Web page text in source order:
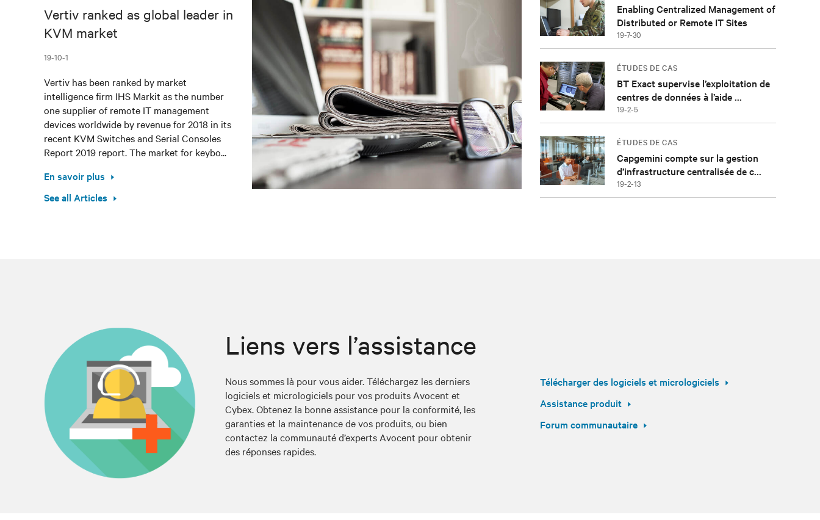
Vertiv ranked as global leader in
KVM market
19-10-1
Vertiv has been ranked by market
intelligence firm IHS Markit as the number
one supplier of remote IT management
devices worldwide by revenue for 2018 in its
recent KVM Switches and Serial Consoles
Report 2019 report. The market for keybo...
En savoir plus
See all Articles
Enabling Centralized Management of
Distributed or Remote IT Sites
19-7-30
ÉTUDES DE CAS
BT Exact supervise l’exploitation de
centres de données à l’aide ...
19-2-5
ÉTUDES DE CAS
Capgemini compte sur la gestion
d’infrastructure centralisée de c...
19-2-13
Liens vers l’assistance
Nous sommes là pour vous aider. Téléchargez les derniers
logiciels et micrologiciels pour vos produits Avocent et
Cybex. Obtenez la bonne assistance pour la conformité, les
garanties et la maintenance de vos produits, ou bien
contactez la communauté d’experts Avocent pour obtenir
des réponses rapides.
Télécharger des logiciels et micrologiciels
Assistance produit
Forum communautaire